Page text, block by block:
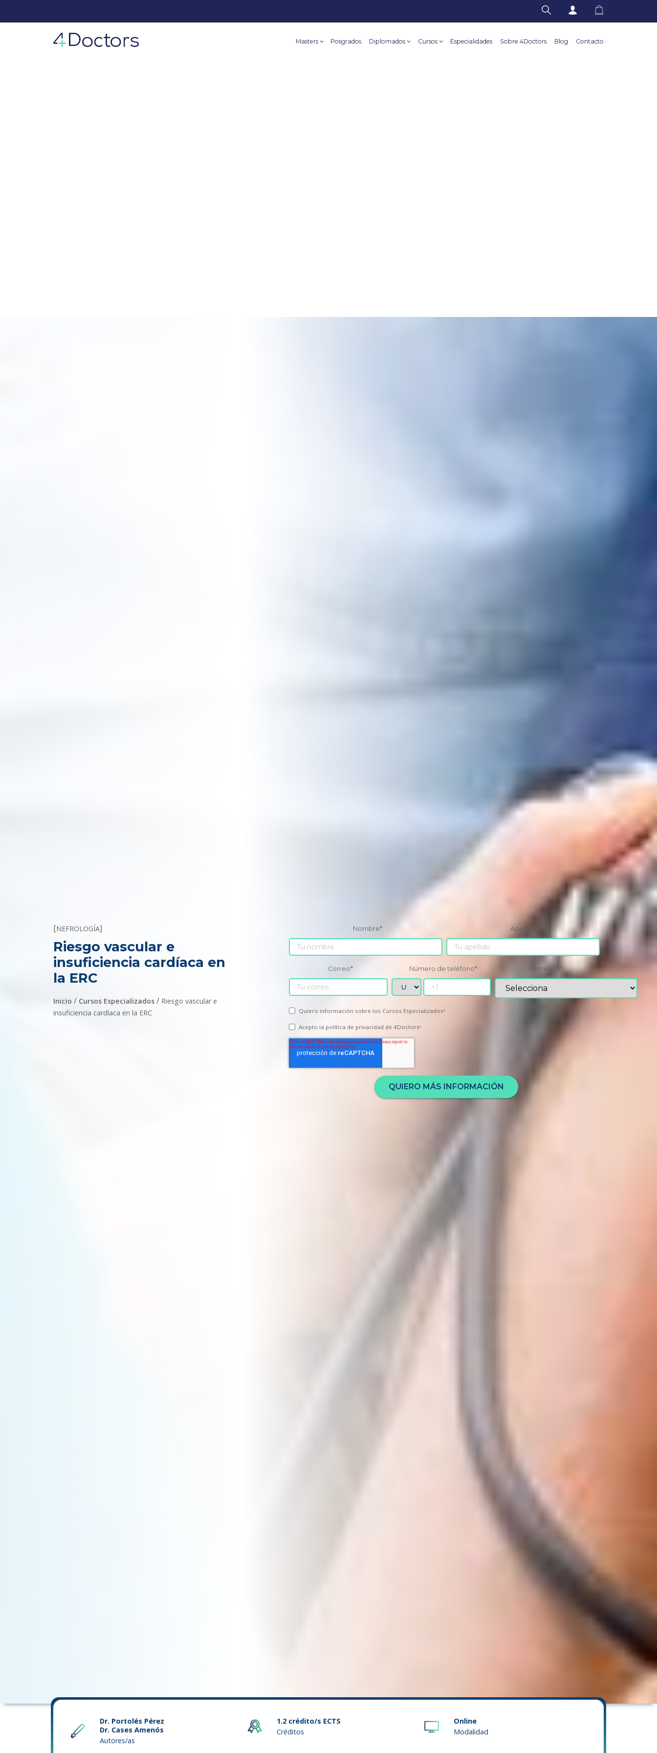
Masters Posgrados Diplomados Cursos Especialidades Sobre 4Doctors Blog Contacto
[NEFROLOGÍA]
Riesgo vascular e
insuficiencia cardíaca en
la ERC
Inicio / Cursos Especializados / Riesgo vascular e
insuficiencia cardíaca en la ERC
Nombre* Apellido
Correo* Número de teléfono* Profesión*
Quiero información sobre los Cursos Especializados*
Acepto la política de privacidad de 4Doctors*
Dr. Portolés Pérez
Dr. Cases Amenós
Autores/as
1.2 crédito/s ECTS
Créditos
Online
Modalidad